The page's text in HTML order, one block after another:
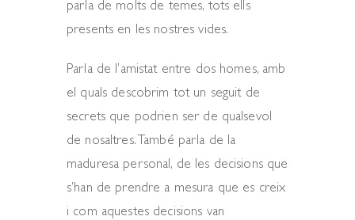
parla de molts de temes, tots ells
presents en les nostres vides.
Parla de l’amistat entre dos homes, amb
el quals descobrim tot un seguit de
secrets que podrien ser de qualsevol
de nosaltres. També parla de la
maduresa personal, de les decisions que
s’han de prendre a mesura que es creix
i com aquestes decisions van